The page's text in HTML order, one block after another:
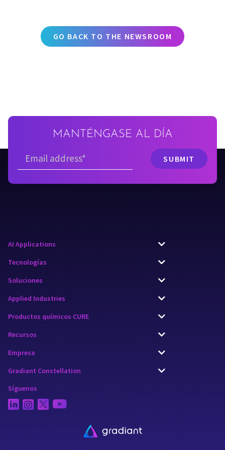
GO BACK TO THE NEWSROOM
MANTÉNGASE AL DÍA
AI Applications
Tecnologías
Soluciones
Applied Industries
Productos químicos CURE
Recursos
Empresa
Gradiant Constellation
Síguenos